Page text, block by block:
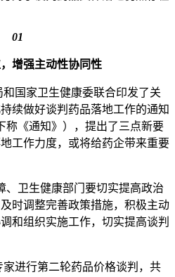
01
增强主动性协同性
国家卫生健康委联合印发了关
续做好谈判药品落地工作的通知
称《通知》），提出了三点新要
工作力度，或将给药企带来重要
、卫生健康部门要切实提高政治
时调整完善政策措施，积极主动
和组织实施工作，切实提高谈判
进行第二轮药品价格谈判，共